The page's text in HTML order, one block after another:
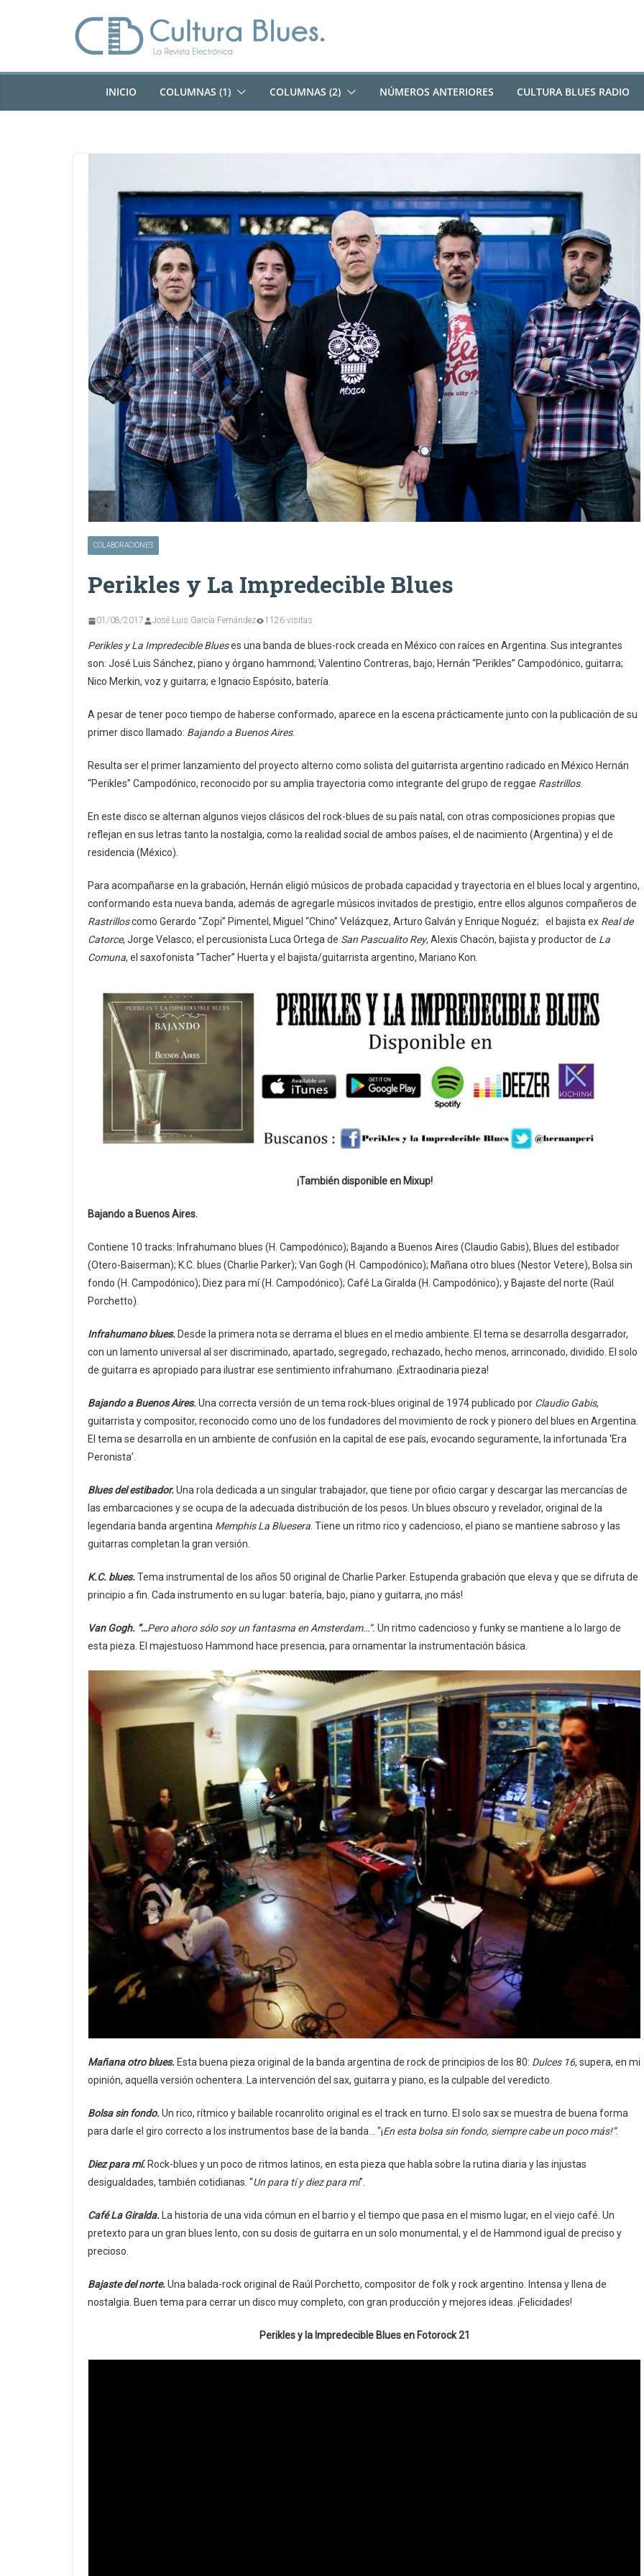
INICIO COLUMNAS (1) COLUMNAS (2) NÚMEROS ANTERIORES CULTURA BLUES RADIO
COLABORACIONES
Perikles y La Impredecible Blues
01/08/2017 José Luis García Fernández 1126 visitas
Perikles y La Impredecible Blueses una banda de blues-rock creada en México con raíces en Argentina. Sus integrantes
son: José Luis Sánchez, piano y órgano hammond; Valentino Contreras, bajo; Hernán “Perikles” Campodónico, guitarra;
Nico Merkin, voz y guitarra; e Ignacio Espósito, batería.
A pesar de tener poco tiempo de haberse conformado, aparece en la escena prácticamente junto con la publicación de su
primer disco llamado: Bajando a Buenos Aires.
Resulta ser el primer lanzamiento del proyecto alterno como solista del guitarrista argentino radicado en México Hernán
“Perikles” Campodónico, reconocido por su amplia trayectoria como integrante del grupo de reggae Rastrillos.
En este disco se alternan algunos viejos clásicos del rock-blues de su país natal, con otras composiciones propias que
reflejan en sus letras tanto la nostalgia, como la realidad social de ambos países, el de nacimiento (Argentina) y el de
residencia (México).
Para acompañarse en la grabación, Hernán eligió músicos de probada capacidad y trayectoria en el blues local y argentino,
conformando esta nueva banda, además de agregarle músicos invitados de prestigio, entre ellos algunos compañeros de
Rastrilloscomo Gerardo “Zopi” Pimentel, Miguel “Chino” Velázquez, Arturo Galván y Enrique Noguéz; el bajista ex Real de
Catorce, Jorge Velasco; el percusionista Luca Ortega de San Pascualito Rey, Alexis Chacón, bajista y productor de La
Comuna, el saxofonista “Tacher” Huerta y el bajista/guitarrista argentino, Mariano Kon.
¡También disponible en Mixup!
Bajando a Buenos Aires.
Contiene 10 tracks: Infrahumano blues (H. Campodónico); Bajando a Buenos Aires (Claudio Gabis), Blues del estibador
(Otero-Baiserman); K.C. blues (Charlie Parker); Van Gogh (H. Campodónico); Mañana otro blues (Nestor Vetere), Bolsa sin
fondo (H. Campodónico); Diez para mí (H. Campodónico); Café La Giralda (H. Campodónico); y Bajaste del norte (Raúl
Porchetto).
Infrahumano blues. Desde la primera nota se derrama el blues en el medio ambiente. El tema se desarrolla desgarrador,
con un lamento universal al ser discriminado, apartado, segregado, rechazado, hecho menos, arrinconado, dividido. El solo
de guitarra es apropiado para ilustrar ese sentimiento infrahumano. ¡Extraodinaria pieza!
Bajando a Buenos Aires.Una correcta versión de un tema rock-blues original de 1974 publicado por Claudio Gabis,
guitarrista y compositor, reconocido como uno de los fundadores del movimiento de rock y pionero del blues en Argentina.
El tema se desarrolla en un ambiente de confusión en la capital de ese país, evocando seguramente, la infortunada ‘Era
Peronista’.
Blues del estibador.Una rola dedicada a un singular trabajador, que tiene por oficio cargar y descargar las mercancías de
las embarcaciones y se ocupa de la adecuada distribución de los pesos. Un blues obscuro y revelador, original de la
legendaria banda argentina Memphis La Bluesera . Tiene un ritmo rico y cadencioso, el piano se mantiene sabroso y las
guitarras completan la gran versión.
K.C. blues.Tema instrumental de los años 50 original de Charlie Parker. Estupenda grabación que eleva y que se difruta de
principio a fin. Cada instrumento en su lugar: batería, bajo, piano y guitarra, ¡no más!
Van Gogh. “…Pero ahoro sólo soy un fantasma en Amsterdam…”. Un ritmo cadencioso y funky se mantiene a lo largo de
esta pieza. El majestuoso Hammond hace presencia, para ornamentar la instrumentación básica.
Mañana otro blues. Esta buena pieza original de la banda argentina de rock de principios de los 80: Dulces 16, supera, en mi
opinión, aquella versión ochentera. La intervención del sax, guitarra y piano, es la culpable del veredicto.
Bolsa sin fondo.Un rico, rítmico y bailable rocanrolito original es el track en turno. El solo sax se muestra de buena forma
para darle el giro correcto a los instrumentos base de la banda… “¡En esta bolsa sin fondo, siempre cabe un poco más!”.
Diez para mí. Rock-blues y un poco de ritmos latinos, en esta pieza que habla sobre la rutina diaria y las injustas
desigualdades, también cotidianas. “Un para tí y diez para mí”.
Café La Giralda.
La historia de una vida cómun en el barrio y el tiempo que pasa en el mismo lugar, en el viejo café. Un
pretexto para un gran blues lento, con su dosis de guitarra en un solo monumental, y el de Hammond igual de preciso y
precioso.
Bajaste del norte.Una balada-rock original de Raúl Porchetto, compositor de folk y rock argentino. Intensa y llena de
nostalgia. Buen tema para cerrar un disco muy completo, con gran producción y mejores ideas. ¡Felicidades!
Perikles y la Impredecible Blues en Fotorock 21